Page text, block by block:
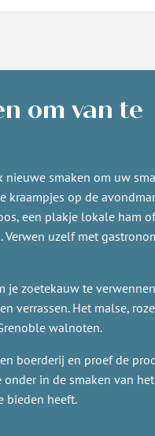
om van te
nieuwe smaken om uw
kraampjes op de
een plakje lokale ham
uzelf met
je zoetekauw te
verrassen. Het malse,
walnoten.
boerderij en proef de
in de smaken van
bieden heeft.